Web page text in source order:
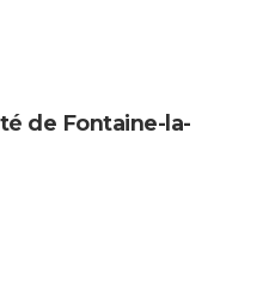
de Fontaine-la-